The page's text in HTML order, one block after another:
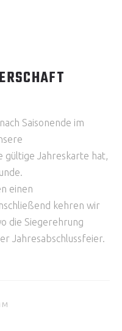
Saisonende im
gültige Jahreskarte hat,
einen
kehren wir
die Siegerehrung
Jahresabschlussfeier.